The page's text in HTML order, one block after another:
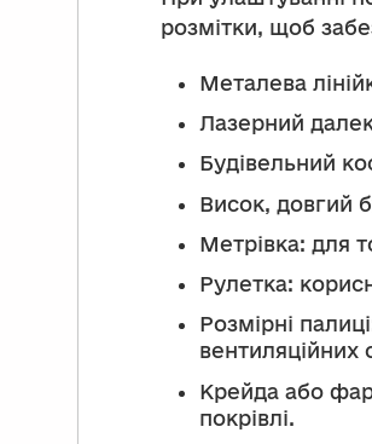
розмітки, щоб
Металева
Лазерний
Будівельний
Висок, довгий
Метрівка: для
Рулетка:
Розмірні
вентиляційних
Крейда або
покрівлі.